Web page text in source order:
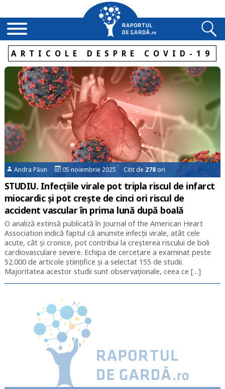
ARTICOLE DESPRE COVID-19
Andra Păun 05 noiembrie 2025 Citit de 278ori
STUDIU. Infecțiile virale pot tripla riscul de infarct
miocardic și pot crește de cinci ori riscul de
accident vascular în prima lună după boală
O analiză extinsă publicată în Journal of the American Heart
Association indică faptul că anumite infecții virale, atât cele
acute, cât și cronice, pot contribui la creșterea riscului de boli
cardiovasculare severe. Echipa de cercetare a examinat peste
52.000 de articole științifice și a selectat 155 de studii.
Majoritatea acestor studii sunt observaționale, ceea ce […]